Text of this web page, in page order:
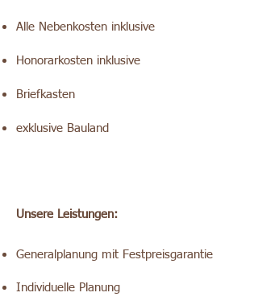
Alle Nebenkosten inklusive
Honorarkosten inklusive
Briefkasten
exklusive Bauland
Unsere Leistungen:
Generalplanung mit Festpreisgarantie
Individuelle Planung